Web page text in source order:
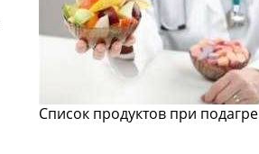
Список продуктов при подагре